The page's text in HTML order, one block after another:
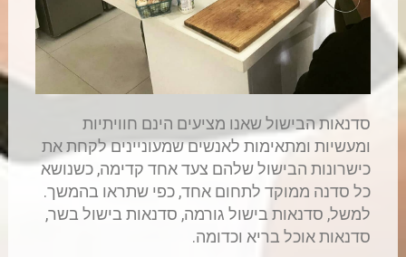
סדנאות הבישול שאנו מציעים הינם חוויתיות
ומעשיות ומתאימות לאנשים שמעוניינים לקחת את
כישרונות הבישול שלהם צעד אחד קדימה, כשנושא
כל סדנה ממוקד לתחום אחד, כפי שתראו בהמשך.
למשל, סדנאות בישול גורמה, סדנאות בישול בשר,
סדנאות אוכל בריא וכדומה.